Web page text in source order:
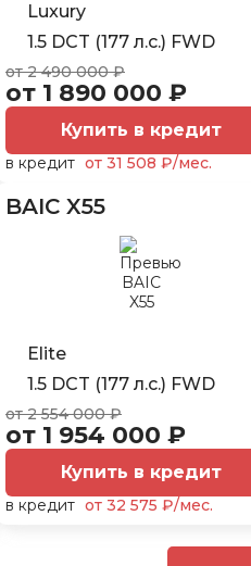
Luxury
1.5 DCT (177 л.с.) FWD
от 2 490 000 ₽
от 1 890 000 ₽
Купить в кредит
в кредит от 31 508 ₽/мес.
BAIC X55
Elite
1.5 DCT (177 л.с.) FWD
от 2 554 000 ₽
от 1 954 000 ₽
Купить в кредит
в кредит от 32 575 ₽/мес.